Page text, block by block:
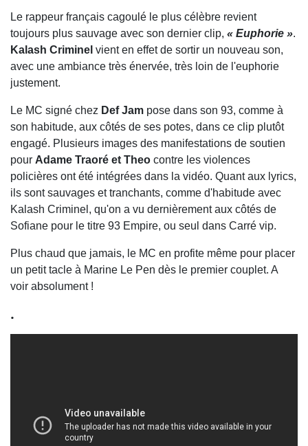
Le rappeur français cagoulé le plus célèbre revient
toujours plus sauvage avec son dernier clip, « Euphorie ».
Kalash Criminel vient en effet de sortir un nouveau son,
avec une ambiance très énervée, très loin de l'euphorie
justement.
Le MC signé chez Def Jam pose dans son 93, comme à
son habitude, aux côtés de ses potes, dans ce clip plutôt
engagé. Plusieurs images des manifestations de soutien
pour Adame Traoré et Theo contre les violences
policières ont été intégrées dans la vidéo. Quant aux lyrics,
ils sont sauvages et tranchants, comme d'habitude avec
Kalash Criminel, qu'on a vu dernièrement aux côtés de
Sofiane pour le titre 93 Empire, ou seul dans Carré vip.
Plus chaud que jamais, le MC en profite même pour placer
un petit tacle à Marine Le Pen dès le premier couplet. A
voir absolument !
.